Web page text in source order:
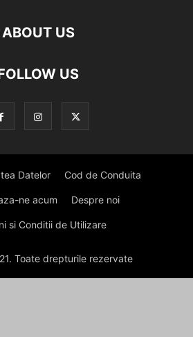
ABOUT US
US
Datelor Cod de Conduita
ne acum Despre noi
si Conditii de Utilizare
Toate drepturile rezervate